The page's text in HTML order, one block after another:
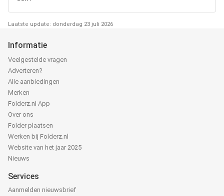
Laatste update: donderdag 23 juli 2026
Informatie
Veelgestelde vragen
Adverteren?
Alle aanbiedingen
Merken
Folderz.nl App
Over ons
Folder plaatsen
Werken bij Folderz.nl
Website van het jaar 2025
Nieuws
Services
Aanmelden nieuwsbrief